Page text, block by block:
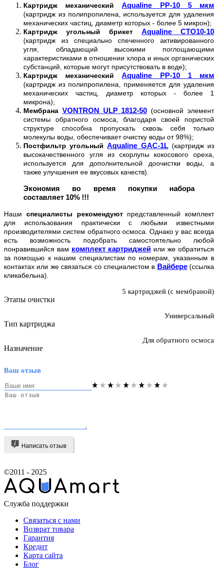
Картридж механическийAqualine PP-10 5 мкм
(картридж из полипропилена, используется для удаления
механических частиц, диаметр которых - более 5 микрон);
Картридж угольный брикет Aqualine CTO10-10
(картридж из специально спеченного активированного
угля, обладающий высокими поглощающими
характеристиками в отношении хлора и иных органических
субстанций, которые могут присутствовать в воде);
Картридж механическийAqualine PP-10 1 мкм
(картридж из полипропилена, применяется для удаления
механических частиц, диаметр которых - более 1
микрона);
Мембрана VONTRON ULP 1812-50 (основной элемент
системы обратного осмоса, благодаря своей пористой
структуре способна пропускать сквозь себя только
молекулы воды, обеспечивает очистку воды от 98%);
Постфильтр угольныйAqualine GAC-1L(картридж из
высокачественного угля из скорлупы кокосового ореха,
используется для дополнительной доочистки воды, а
также улучшения ее вкусовых качеств).
Экономия во время покупки набора
составляет 10% !!!
Наши специалисты рекомендуютпредставленный комплект
для использования практически с любыми известными
производителями систем обратного осмоса. Однако у вас всегда
есть возможность подобрать самостоятельно любой
понравившийся вам комплект картриджей или же обратиться
за помощью к нашим специалистам по номерам, указанным в
контактах или же связаться со специалистом в Вайбере (ссылка
кликабельна).
Этапы очистки
5 картриджей (с мембраной)
Тип картриджа
Универсальный
Назначение
Для обратного осмоса
Ваш отзыв
Написать отзыв
©2011 - 2025
Служба поддержки
Связаться с нами
Возврат товара
Гарантия
Кредит
Карта сайта
Блог